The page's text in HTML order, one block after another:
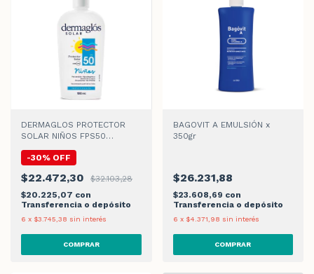
DERMAGLOS PROTECTOR
SOLAR NIÑOS FPS50
-30% OFF
$22.472,30
$32.103,28
$20.225,07 con
Transferencia o depósito
6 x $3.745,38 sin interés
BAGOVIT A EMULSIÓN x
350gr
$26.231,88
$23.608,69 con
Transferencia o depósito
6 x $4.371,98 sin interés